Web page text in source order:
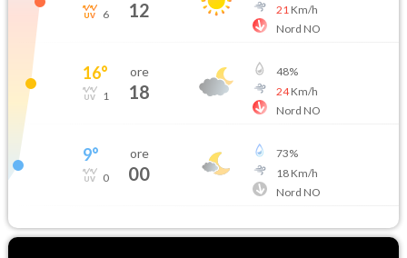
6 12
21 Km/h
Nord NO
16°
1
ore
18
48%
24Km/h
Nord NO
9°
0
ore
00
73%
18Km/h
Nord NO